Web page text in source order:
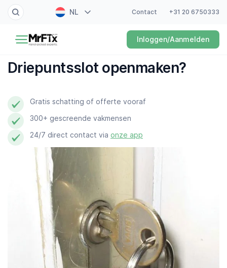
NL
ES
Contact +31 20 6750333
Inloggen/Aanmelden
Schilder
Elektricien
Loodgieter
Slotenmaker
Witgoedmonteur
Hovenier
Schoonmaker
Computer expert
Driepuntsslot openmaken?
Gratis schatting of offerte vooraf
300+ gescreende vakmensen
24/7 direct contact via onze app